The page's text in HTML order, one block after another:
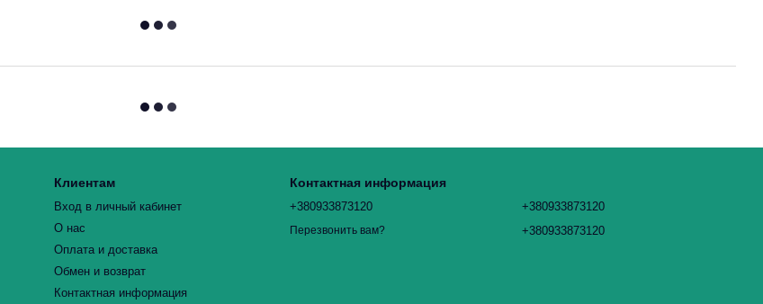
Клиентам
Вход в личный кабинет
О нас
Оплата и доставка
Обмен и возврат
Контактная информация
Контактная информация
+380933873120
Перезвонить вам?
+380933873120
+380933873120